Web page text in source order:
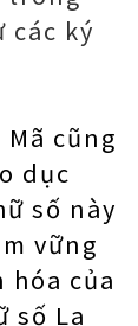
các ký
cũng
dục
số này
vững
hóa của
số La